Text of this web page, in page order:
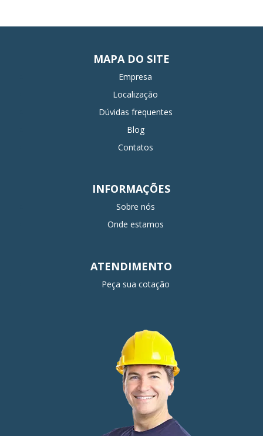
MAPA DO SITE
Empresa
Localização
Dúvidas frequentes
Blog
Contatos
INFORMAÇÕES
Sobre nós
Onde estamos
ATENDIMENTO
Peça sua cotação